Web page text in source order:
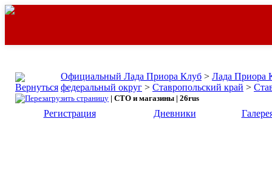
Официальный Лада Приора Клуб > Лада Приора
федеральный округ > Ставропольский край >
| СТО и магазины | 26rus
Регистрация Дневники